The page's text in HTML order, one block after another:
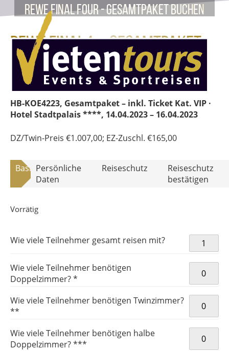
REWE Final Four - Gesamtpaket buchen
REWE Final4 – Gesamtpaket
HB-KOE4223
HB-KOE4223, Gesamtpaket – inkl. Ticket Kat. VIP ·
Hotel Stadtpalais ****, 14.04.2023 – 16.04.2023
DZ/Twin-Preis €1.007,00; EZ-Zuschl. €165,00
BasisdatenPersönliche
Daten
Reiseschutz
Reiseschutz
bestätigen
Vorrätig
Wie viele Teilnehmer gesamt reisen mit?
REWE
HB-
Menge
Wie viele Teilnehmer benötigen
Doppelzimmer? *
Wie viele Teilnehmer benötigen Twinzimmer?
**
Wie viele Teilnehmer benötigen halbe
Doppelzimmer? ***